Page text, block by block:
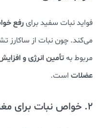
فواید نبات سفید برایرفع
می‌کند. چون نبات از ساکارز
مربوط بهتأمین انرژی و
عضلات است.
2. خواص نبات برای مغز و تقویت حافظه